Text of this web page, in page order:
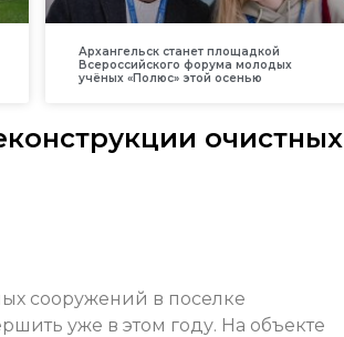
Архангельск станет площадкой
Всероссийского форума молодых
учёных «Полюс» этой осенью
очистных
сооружений в поселке
уже в этом году. На объекте